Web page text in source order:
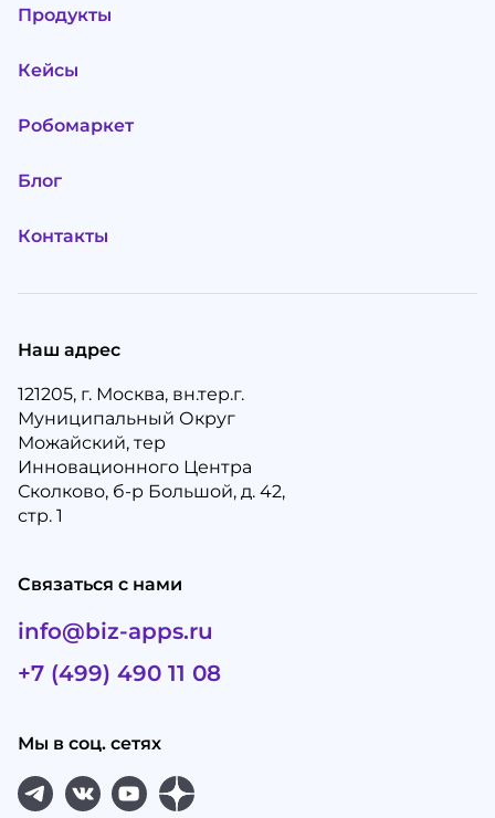
Продукты
Кейсы
Робомаркет
Блог
Контакты
Наш адрес
121205, г. Москва, вн.тер.г.
Муниципальный Округ
Можайский, тер
Инновационного Центра
Сколково, б-р Большой, д. 42,
стр. 1
Связаться с нами
info@biz-apps.ru
+7 (499) 490 11 08
Мы в соц. сетях